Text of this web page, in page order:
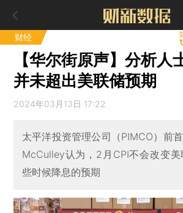
财经
【华尔街原声】分析人
并未超出美联储预期
2024年03月13日 17:22
太平洋投资管理公司（PIMCO）前
McCulley认为，2月CPI不会改变
些时候降息的预期